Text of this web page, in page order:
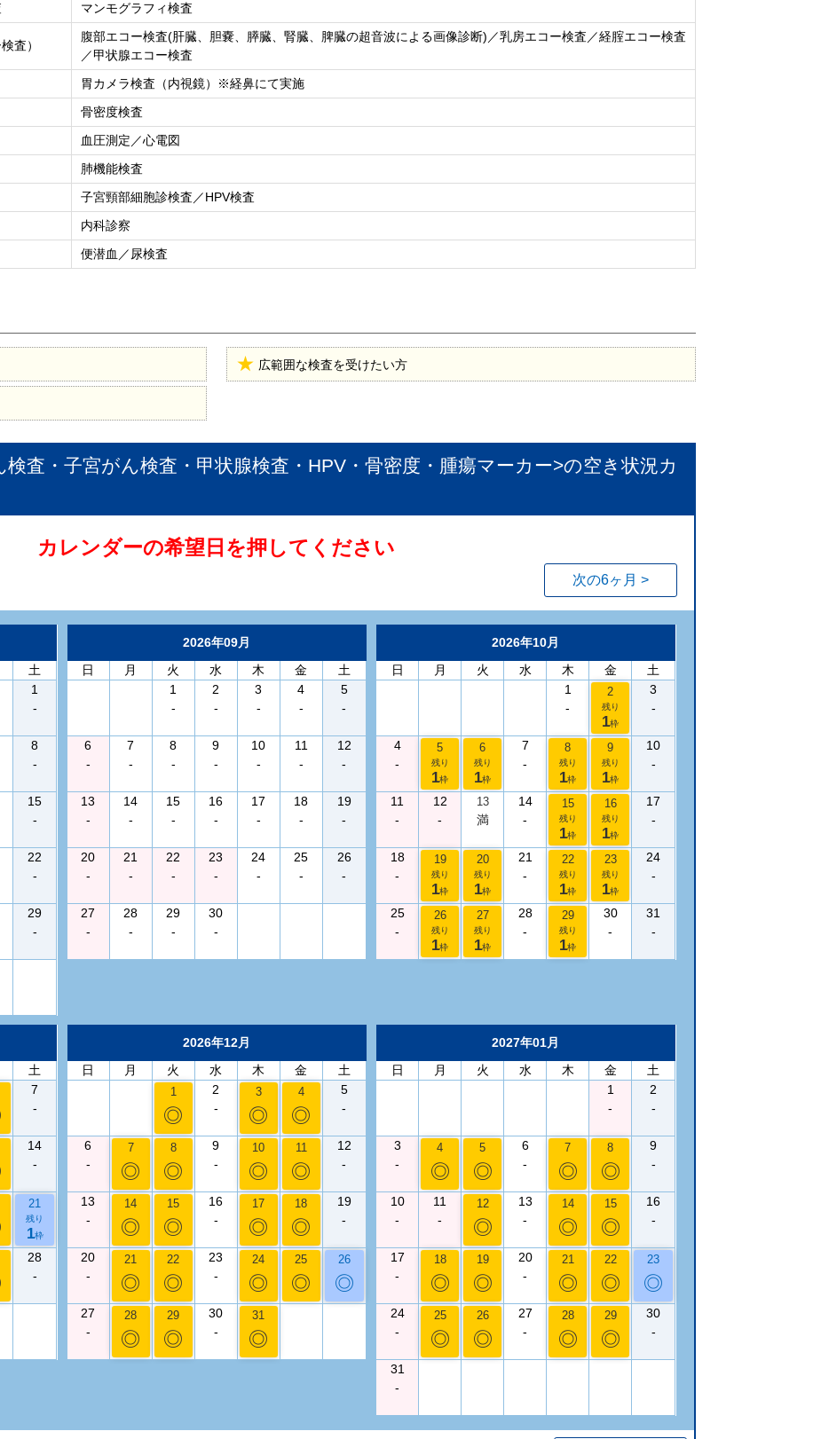
マンモグラフィ検査
査）
腹部エコー検査(肝臓、胆嚢、膵臓、腎臓、脾臓の超音波による画像診断)／乳房エコー検査／経腟エコー検査
／甲状腺エコー検査
胃カメラ検査（内視鏡）※経鼻にて実施
骨密度検査
血圧測定／心電図
肺機能検査
子宮頸部細胞診検査／HPV検査
内科診察
便潜血／尿検査
広範囲な検査を受けたい方
査・子宮がん検査・甲状腺検査・HPV・骨密度・腫瘍マーカー>の空き状況カ
カレンダーの希望日を押してください
次の6ヶ月 >
土
1
-
8
-
15
-
22
-
29
-
2026年09月
日
月 火 水 木 金
土
1
-
2
-
3
-
4
-
5
-
6
-
7
-
8
-
9
-
10
-
11
-
12
-
13
-
14
-
15
-
16
-
17
-
18
-
19
-
20
-
21
-
22
-
23
-
24
-
25
-
26
-
27
-
28
-
29
-
30
-
2026年10月
日
月 火 水 木 金
土
1
-
2
残り
1枠
3
-
4
-
5
残り
1枠
6
残り
1枠
7
-
8
残り
1枠
9
残り
1枠
10
-
11
-
12
-
13
満
14
-
15
残り
1枠
16
残り
1枠
17
-
18
-
19
残り
1枠
20
残り
1枠
21
-
22
残り
1枠
23
残り
1枠
24
-
25
-
26
残り
1枠
27
残り
1枠
28
-
29
残り
1枠
30
-
31
-
土
7
-
14
-
21
残り
1枠
28
-
2026年12月
日
月 火 水 木 金 土
1
◎
2
-
3
◎
4
◎
5
-
6
-
7
◎
8
◎
9
-
10
◎
11
◎
12
-
13
-
14
◎
15
◎
16
-
17
◎
18
◎
19
-
20
-
21
◎
22
◎
23
-
24
◎
25
◎
26
◎
27
-
28
◎
29
◎
30
-
31
◎
2027年01月
日
月 火 水 木 金
土
1
-
2
-
3
-
4
◎
5
◎
6
-
7
◎
8
◎
9
-
10
-
11
-
12
◎
13
-
14
◎
15
◎
16
-
17
-
18
◎
19
◎
20
-
21
◎
22
◎
23
◎
24
-
25
◎
26
◎
27
-
28
◎
29
◎
30
-
31
-